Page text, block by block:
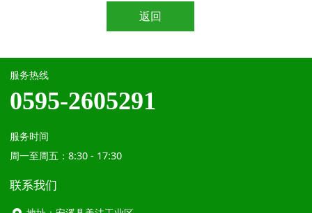
返回
服务热线
0595-2605291
服务时间
周一至周五：8:30 - 17:30
联系我们